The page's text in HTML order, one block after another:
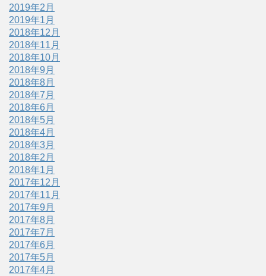
2019年2月
2019年1月
2018年12月
2018年11月
2018年10月
2018年9月
2018年8月
2018年7月
2018年6月
2018年5月
2018年4月
2018年3月
2018年2月
2018年1月
2017年12月
2017年11月
2017年9月
2017年8月
2017年7月
2017年6月
2017年5月
2017年4月